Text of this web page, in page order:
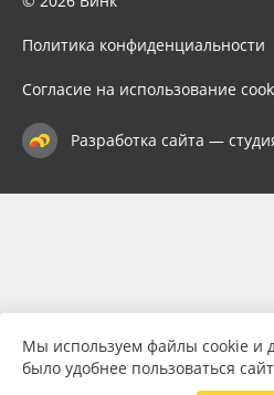
Политика конфиденциальности
Согласие на использование
Разработка сайта —
Мы используем файлы cookie и
было удобнее пользоваться